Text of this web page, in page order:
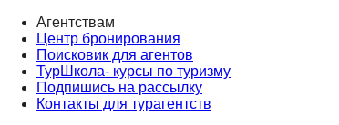
Агентствам
Центр бронирования
Поисковик для агентов
ТурШкола- курсы по туризму
Подпишись на рассылку
Контакты для турагентств